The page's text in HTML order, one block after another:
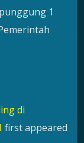
1
di
first appeared